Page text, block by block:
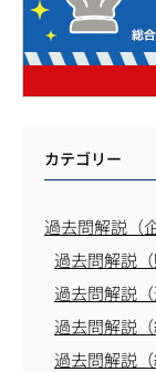
カテゴリー
過去問解説（
過去問解説（
過去問解説（
過去問解説（
過去問解説（